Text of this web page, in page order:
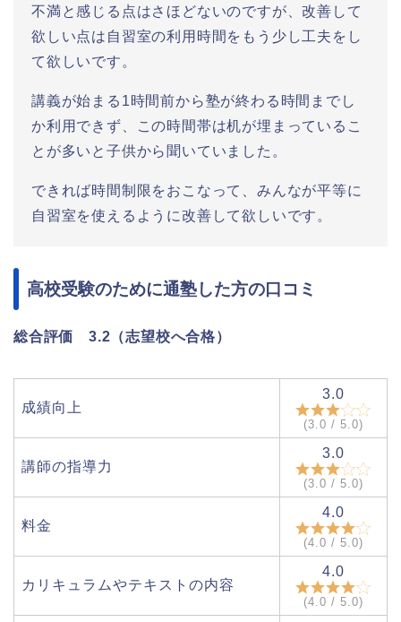
不満と感じる点はさほどないのですが、改善して
欲しい点は自習室の利用時間をもう少し工夫をし
て欲しいです。
講義が始まる1時間前から塾が終わる時間までし
か利用できず、この時間帯は机が埋まっているこ
とが多いと子供から聞いていました。
できれば時間制限をおこなって、みんなが平等に
自習室を使えるように改善して欲しいです。
高校受験のために通塾した方の口コミ
総合評価 3.2（志望校へ合格）
成績向上
3.0
(3.0 / 5.0)
講師の指導力
3.0
(3.0 / 5.0)
料金
4.0
(4.0 / 5.0)
カリキュラムやテキストの内容
4.0
(4.0 / 5.0)